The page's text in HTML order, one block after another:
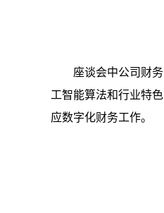
座谈会中公司财
工智能算法和行业特
应数字化财务工作。